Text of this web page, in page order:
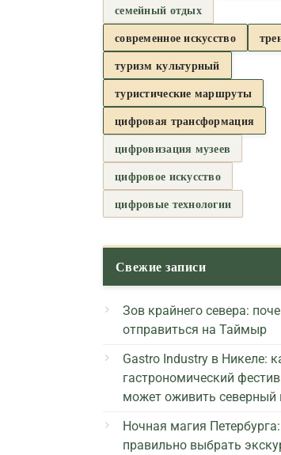
семейный отдых
современное искусство
туризм культурный
туристические маршруты
цифровая трансформация
цифровизация музеев
цифровое искусство
цифровые технологии
Свежие записи
Зов крайнего севера:
отправиться на Таймыр
Gastro Industry в Никеле:
гастрономический
может оживить северный
Ночная магия
правильно выбрать